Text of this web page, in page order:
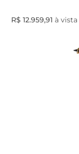
R$ 12.959,91 à